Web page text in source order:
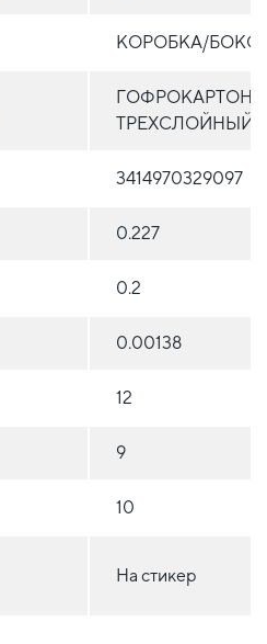
КОРОБКА/БОКС
ГОФРОКАРТОН
ТРЕХСЛОЙНЫЙ
3414970329097
0.227
0.2
0.00138
12
9
10
На стикер